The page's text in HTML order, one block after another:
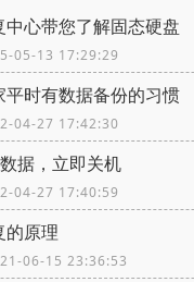
中心带您了解固态硬盘
05-13 17:29:29
平时有数据备份的习惯
04-27 17:42:30
据，立即关机
04-27 17:40:59
的原理
06-15 23:36:53